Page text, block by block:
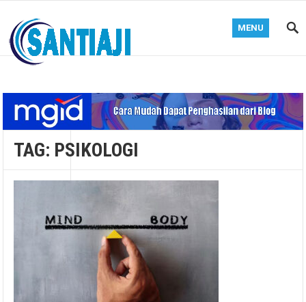
MENU
TAG: PSIKOLOGI